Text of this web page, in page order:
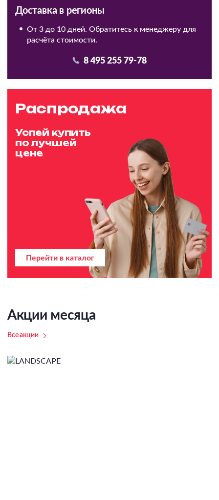
Доставка в регионы
От 3 до 10 дней. Обратитесь к менеджеру для
расчёта стоимости.
8 495 255 79-78
Распродажа
Успей купить
по лучшей
цене
Перейти в каталог
Акции месяца
Все акции